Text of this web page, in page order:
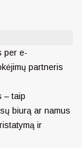
per e-
partneris
– taip
biurą ar namus
ir